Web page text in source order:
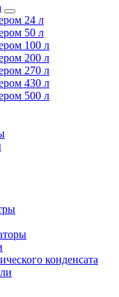
24 л
50 л
100 л
200 л
270 л
430 л
500 л
конденсата